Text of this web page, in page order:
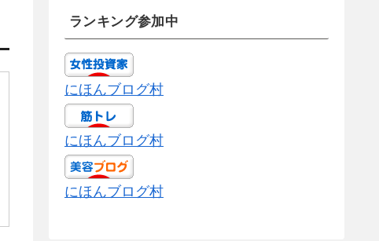
ランキング参加中
にほんブログ村
にほんブログ村
にほんブログ村